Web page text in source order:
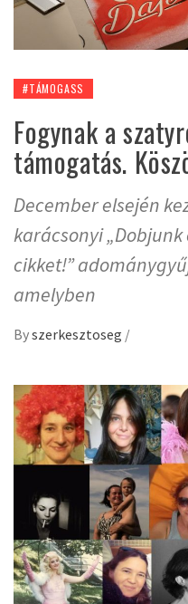
#TÁMOGASS
Fogynak a
támogatás.
December elsején
karácsonyi
cikket!”
amelyben
Byszerkesztoseg /